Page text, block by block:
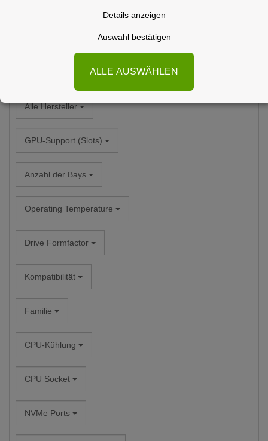
Alle Hersteller
GPU-Support (Slots)
Anzahl der Bays
Operating Temperature
Drive Formfactor
Kompatibilität
Familie
CPU-Kühlung
CPU Socket
NVMe Ports
Details anzeigen
Auswahl bestätigen
ALLE AUSWÄHLEN